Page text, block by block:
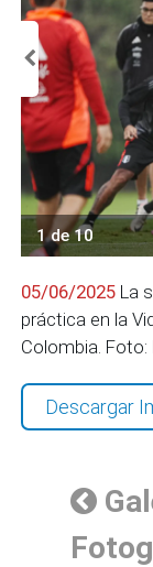
1 de 10
05/06/2025 La
práctica en la
Colombia. Foto:
Descargar